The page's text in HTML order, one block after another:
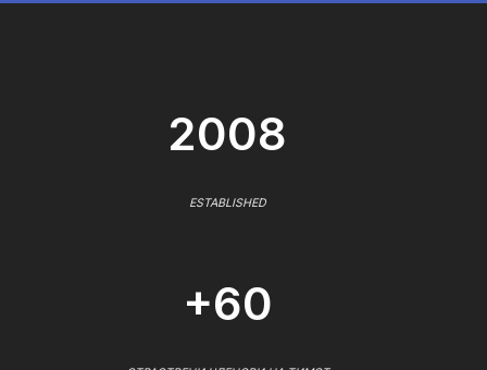
2008
ESTABLISHED
+60